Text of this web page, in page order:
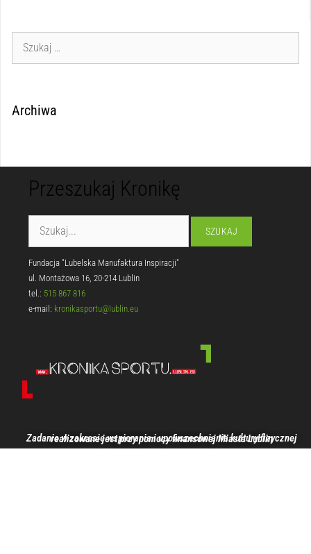
Archiwa
Przeszukaj Kronikę
Fundacja "Lubelska Manufaktura Inspiracji"
ul. Montażowa 16, 20-214 Lublin
tel.: 515 867 816
e-mail: kronikasportu@lublin.eu
Zadanie w zakresie wspierania i upowszechniania kultury fizycznej realizowane jest przy pomocy finansowej Miasta Lublin